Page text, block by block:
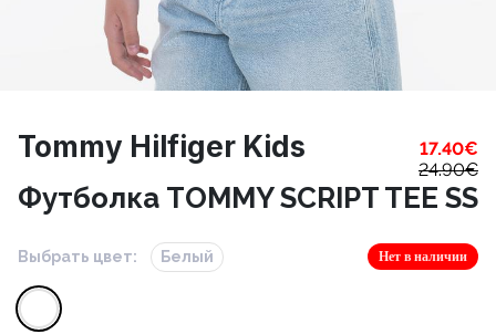
Tommy Hilfiger Kids 17.40€
24.90€
Футболка TOMMY SCRIPT TEE SS
Выбрать цвет: Белый Нет в наличии